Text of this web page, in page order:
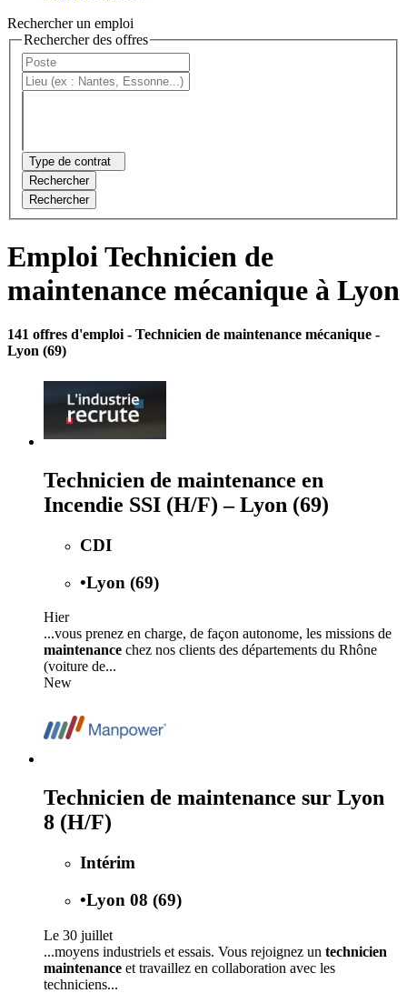
Rechercher un emploi
Rechercher des offres
Type de contrat
Rechercher
Rechercher
Emploi Technicien de
maintenance mécanique à Lyon
141 offres d'emploi - Technicien de maintenance mécanique -
Lyon (69)
Technicien de maintenance en
Incendie SSI (H/F) – Lyon (69)
CDI
•Lyon (69)
Hier
...vous prenez en charge, de façon autonome, les missions de
maintenance chez nos clients des départements du Rhône
(voiture de...
New
Technicien de maintenance sur Lyon
8 (H/F)
Intérim
•Lyon 08 (69)
Le 30 juillet
...moyens industriels et essais. Vous rejoignez un technicien
maintenance et travaillez en collaboration avec les
techniciens...